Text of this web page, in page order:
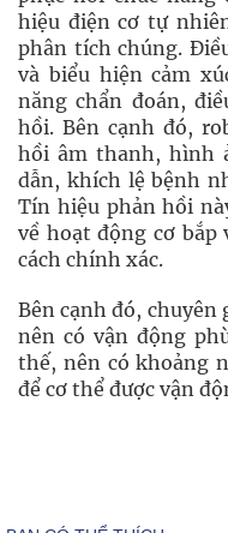
hiệu điện cơ tự
phân tích chúng.
và biểu hiện cảm
năng chẩn đoán,
hồi. Bên cạnh đó,
hồi âm thanh, hình
dẫn, khích lệ bệnh
Tín hiệu phản hồi
về hoạt động cơ bắp
cách chính xác.
Bên cạnh đó, chuyên
nên có vận động
thế, nên có khoảng
để cơ thể được vận